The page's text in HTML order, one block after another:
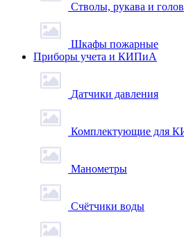
Стволы, рукава и
Шкафы пожарные
Приборы учета и КИПиА
Датчики давления
Комплектующие для
Манометры
Счётчики воды